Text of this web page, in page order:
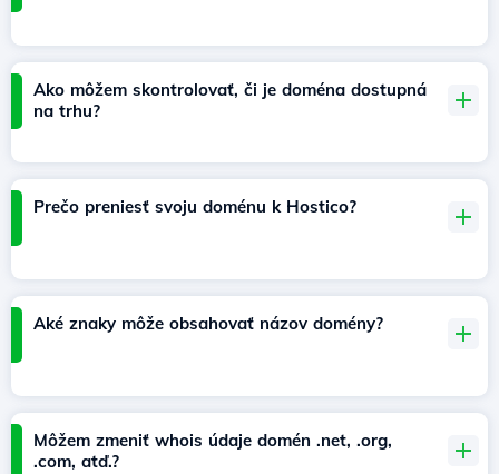
Ako môžem skontrolovať, či je doména dostupná
na trhu?
Prečo preniesť svoju doménu k Hostico?
Aké znaky môže obsahovať názov domény?
Môžem zmeniť whois údaje domén .net, .org,
.com, atď.?